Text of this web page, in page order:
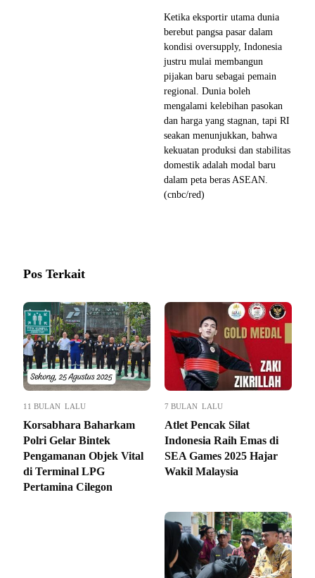
Ketika eksportir utama dunia
berebut pangsa pasar dalam
kondisi oversupply, Indonesia
justru mulai membangun
pijakan baru sebagai pemain
regional. Dunia boleh
mengalami kelebihan pasokan
dan harga yang stagnan, tapi RI
seakan menunjukkan, bahwa
kekuatan produksi dan stabilitas
domestik adalah modal baru
dalam peta beras ASEAN.
(cnbc/red)
Pos Terkait
11 BULAN LALU
Korsabhara Baharkam
Polri Gelar Bintek
Pengamanan Objek Vital
di Terminal LPG
Pertamina Cilegon
7 BULAN LALU
Atlet Pencak Silat
Indonesia Raih Emas di
SEA Games 2025 Hajar
Wakil Malaysia